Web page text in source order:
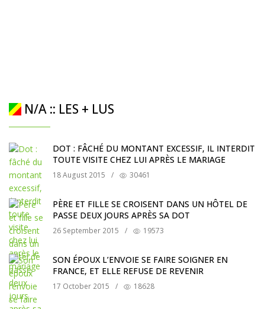
N/A :: LES + LUS
DOT : FÂCHÉ DU MONTANT EXCESSIF, IL INTERDIT
TOUTE VISITE CHEZ LUI APRÈS LE MARIAGE
18 August 2015 / 30461
PÈRE ET FILLE SE CROISENT DANS UN HÔTEL DE
PASSE DEUX JOURS APRÈS SA DOT
26 September 2015 / 19573
SON ÉPOUX L’ENVOIE SE FAIRE SOIGNER EN
FRANCE, ET ELLE REFUSE DE REVENIR
17 October 2015 / 18628